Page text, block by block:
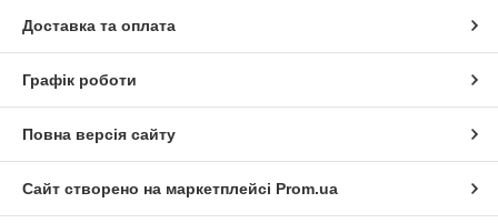
Доставка та оплата
Графік роботи
Повна версія сайту
Сайт створено на маркетплейсі Prom.ua